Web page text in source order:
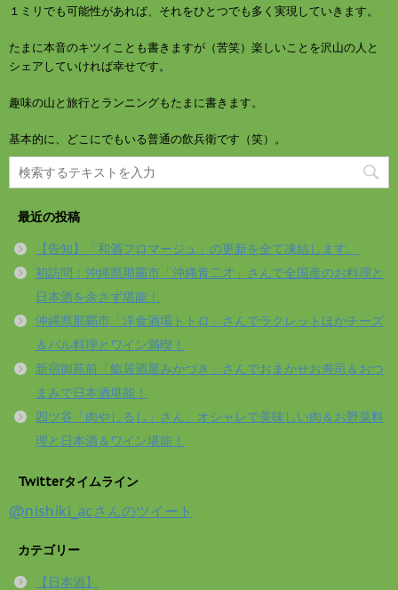
１ミリでも可能性があれば、それをひとつでも多く実現していきます。
たまに本音のキツイことも書きますが（苦笑）楽しいことを沢山の人と
シェアしていければ幸せです。
趣味の山と旅行とランニングもたまに書きます。
基本的に、どこにでもいる普通の飲兵衛です（笑）。
最近の投稿
【告知】「和酒フロマージュ」の更新を全て凍結します。
初訪問：沖縄県那覇市「沖縄青二才」さんで全国産のお料理と
日本酒を余さず堪能！
沖縄県那覇市「洋食酒場トトロ」さんでラクレットほかチーズ
＆バル料理とワイン満喫！
新宿御苑前「鮨居酒屋みかづき」さんでおまかせお寿司＆おつ
まみで日本酒堪能！
四ツ谷「肉やしるし」さん、オシャレで美味しい肉＆お野菜料
理と日本酒＆ワイン堪能！
Twitterタイムライン
@nishiki_acさんのツイート
カテゴリー
【日本酒】